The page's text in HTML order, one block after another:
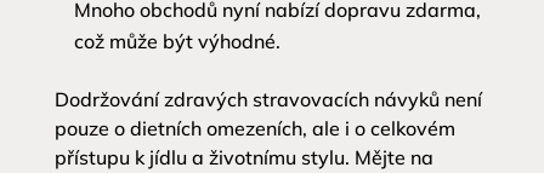
Mnoho obchodů nyní nabízí dopravu zdarma,
což může být výhodné.
Dodržování zdravých stravovacích návyků není
pouze o dietních omezeních, ale i o celkovém
přístupu k jídlu a životnímu stylu. Mějte na